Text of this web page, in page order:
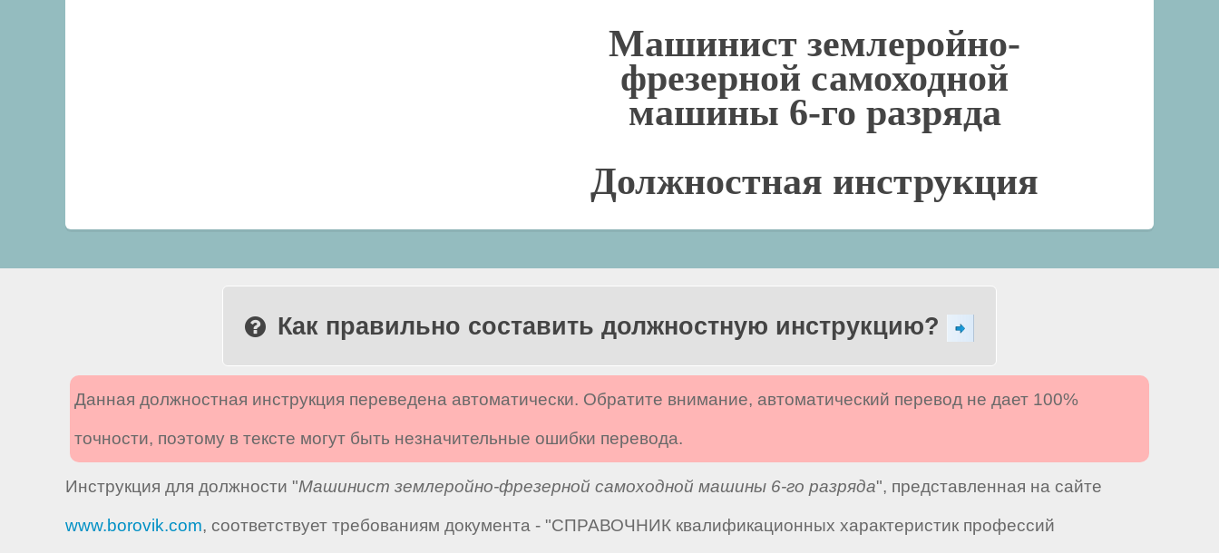
Машинист землеройно-
фрезерной самоходной
машины 6-го разряда
Должностная инструкция
Как правильно составить должностную инструкцию?
Данная должностная инструкция переведена автоматически. Обратите внимание, автоматический перевод не дает 100%
точности, поэтому в тексте могут быть незначительные ошибки перевода.
Инструкция для должности "Машинист землеройно-фрезерной самоходной машины 6-го разряда", представленная на сайте
www.borovik.com, соответствует требованиям документа - "СПРАВОЧНИК квалификационных характеристик профессий